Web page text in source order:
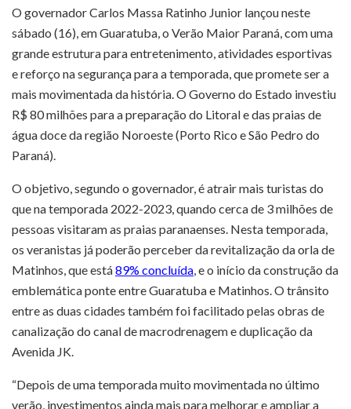
O governador Carlos Massa Ratinho Junior lançou neste
sábado (16), em Guaratuba, o Verão Maior Paraná, com uma
grande estrutura para entretenimento, atividades esportivas
e reforço na segurança para a temporada, que promete ser a
mais movimentada da história. O Governo do Estado investiu
R$ 80 milhões para a preparação do Litoral e das praias de
água doce da região Noroeste (Porto Rico e São Pedro do
Paraná).
O objetivo, segundo o governador, é atrair mais turistas do
que na temporada 2022-2023, quando cerca de 3 milhões de
pessoas visitaram as praias paranaenses. Nesta temporada,
os veranistas já poderão perceber da revitalização da orla de
Matinhos, que está89% concluída , e o início da construção da
emblemática ponte entre Guaratuba e Matinhos. O trânsito
entre as duas cidades também foi facilitado pelas obras de
canalização do canal de macrodrenagem e duplicação da
Avenida JK.
“Depois de uma temporada muito movimentada no último
verão, investimentos ainda mais para melhorar e ampliar a